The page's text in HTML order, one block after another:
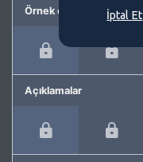
Örnek cümleler
Açıklamalar
İptal Et